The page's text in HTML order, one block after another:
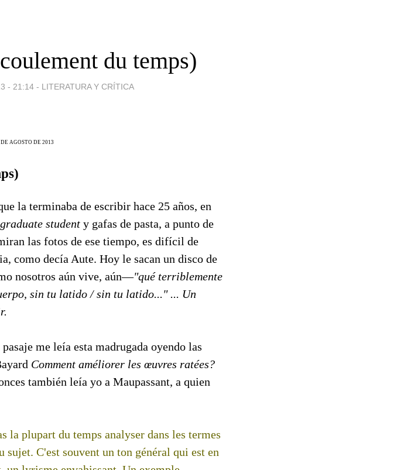
du temps)
- 21:14 - LITERATURA Y CRÍTICA
DE AGOSTO DE 2013
la terminaba de escribir hace 25 años, en
graduate student y gafas de pasta, a punto de
las fotos de ese tiempo, es difícil de
como decía Aute. Hoy le sacan un disco de
nosotros aún vive, aún—"qué terriblemente
sin tu latido / sin tu latido..." ... Un
pasaje me leía esta madrugada oyendo las
Comment améliorer les œuvres ratées?
también leía yo a Maupassant, a quien
la plupart du temps analyser dans les termes
C'est souvent un ton général qui est en